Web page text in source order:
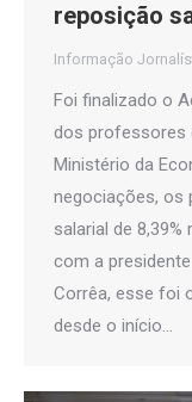
reposição
Informação
Foi finalizado o
dos professores
Ministério da
negociações, os
salarial de
com a
Corrêa, esse foi
desde o início…